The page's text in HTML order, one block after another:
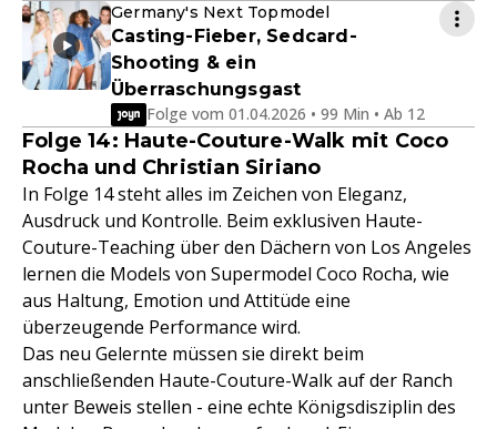
Germany's Next Topmodel
Casting-Fieber, Sedcard-
Shooting & ein
Überraschungsgast
Folge vom 01.04.2026 • 99 Min • Ab 12
Folge 14: Haute-Couture-Walk mit Coco
Rocha und Christian Siriano
In Folge 14 steht alles im Zeichen von Eleganz,
Ausdruck und Kontrolle. Beim exklusiven Haute-
Couture-Teaching über den Dächern von Los Angeles
lernen die Models von Supermodel Coco Rocha, wie
aus Haltung, Emotion und Attitüde eine
überzeugende Performance wird.
Das neu Gelernte müssen sie direkt beim
anschließenden Haute-Couture-Walk auf der Ranch
unter Beweis stellen - eine echte Königsdisziplin des